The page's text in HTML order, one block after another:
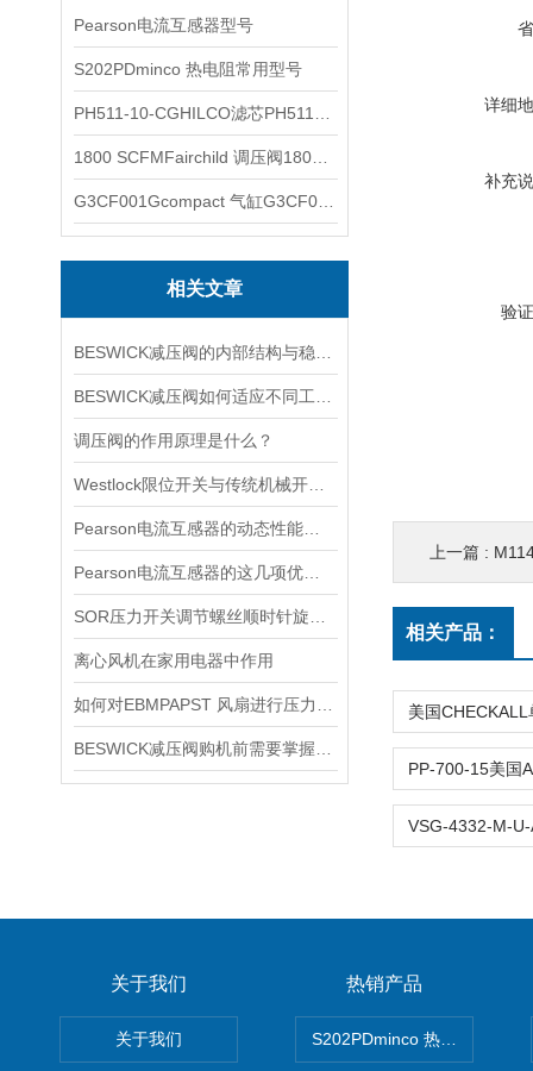
Pearson电流互感器型号
S202PDminco 热电阻常用型号
相关文章
调压阀的作用原理是什么？
离心风机在家用电器中作用
详细
补充
验
上一篇 :
相关产品：
关于我们
关于我们
热销产品
S202PDminco 热电阻